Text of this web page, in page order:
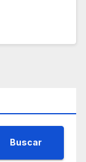
Buscar